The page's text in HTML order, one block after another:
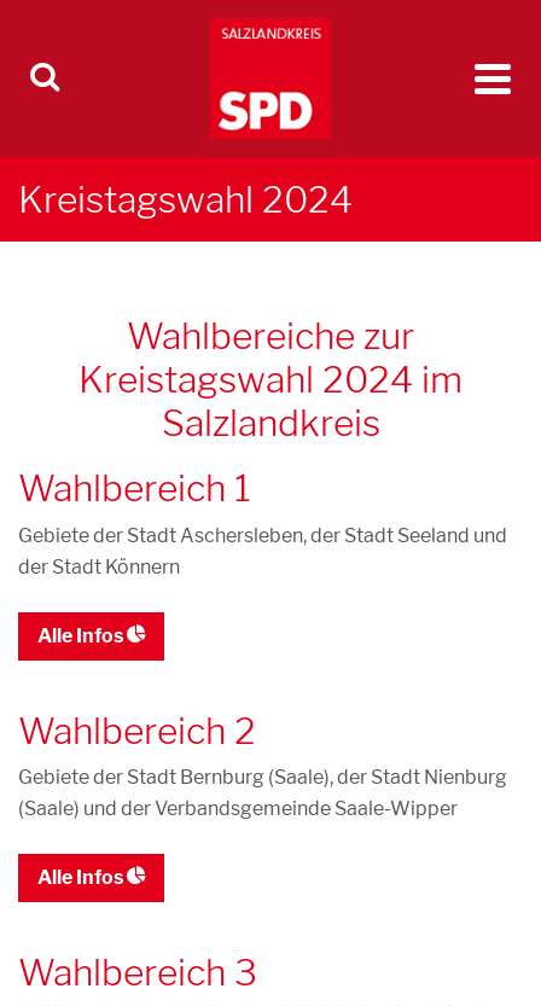
Kreistagswahl 2024
Wahlbereiche zur
Kreistagswahl 2024 im
Salzlandkreis
Wahlbereich 1
Gebiete der Stadt Aschersleben, der Stadt Seeland und
der Stadt Könnern
Alle Infos
Wahlbereich 2
Gebiete der Stadt Bernburg (Saale), der Stadt Nienburg
(Saale) und der Verbandsgemeinde Saale-Wipper
Alle Infos
Wahlbereich 3